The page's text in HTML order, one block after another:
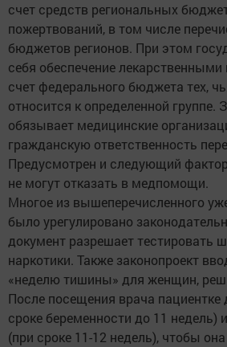
счет средств региональных
пожертвований, в том числе
бюджетов регионов. При этом
себя обеспечение
счет федерального бюджета тех,
относится к определенной группе.
обязывает медицинские
гражданскую ответственность
Предусмотрен и следующий
не могут отказать в медпомощи.
Многое из вышеперечисленного
было урегулировано
документ разрешает тестировать
наркотики. Также законопроект
«неделю тишины» для женщин,
После посещения врача пациентке
сроке беременности до 11 недель)
(при сроке 11-12 недель), чтобы